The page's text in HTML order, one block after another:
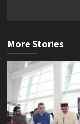
More Stories